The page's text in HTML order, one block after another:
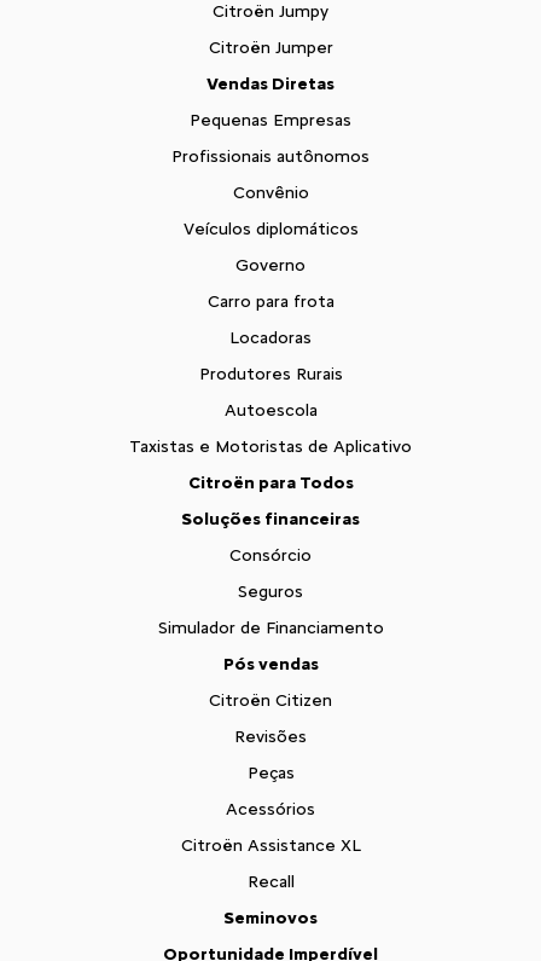
Citroën Jumpy
Citroën Jumper
Vendas Diretas
Pequenas Empresas
Profissionais autônomos
Convênio
Veículos diplomáticos
Governo
Carro para frota
Locadoras
Produtores Rurais
Autoescola
Taxistas e Motoristas de Aplicativo
Citroën para Todos
Soluções financeiras
Consórcio
Seguros
Simulador de Financiamento
Pós vendas
Citroën Citizen
Revisões
Peças
Acessórios
Citroën Assistance XL
Recall
Seminovos
Oportunidade Imperdível